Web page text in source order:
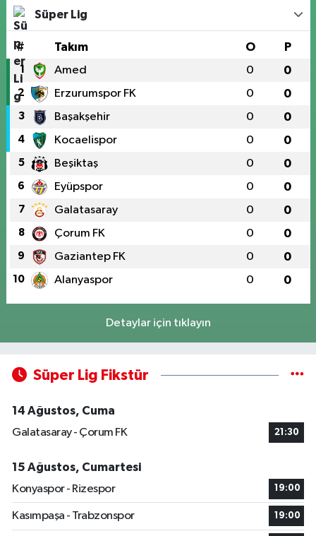
Süper Lig
# Takım O P
1 Amed 0 0
2 Erzurumspor FK 0 0
3 Başakşehir 0 0
4 Kocaelispor 0 0
5 Beşiktaş 0 0
6 Eyüpspor 0 0
7 Galatasaray 0 0
8 Çorum FK 0 0
9 Gaziantep FK 0 0
10 Alanyaspor 0 0
Detaylar için tıklayın
Süper Lig Fikstür
14 Ağustos, Cuma
Galatasaray - Çorum FK
21:30
15 Ağustos, Cumartesi
Konyaspor - Rizespor
19:00
Kasımpaşa - Trabzonspor 19:00